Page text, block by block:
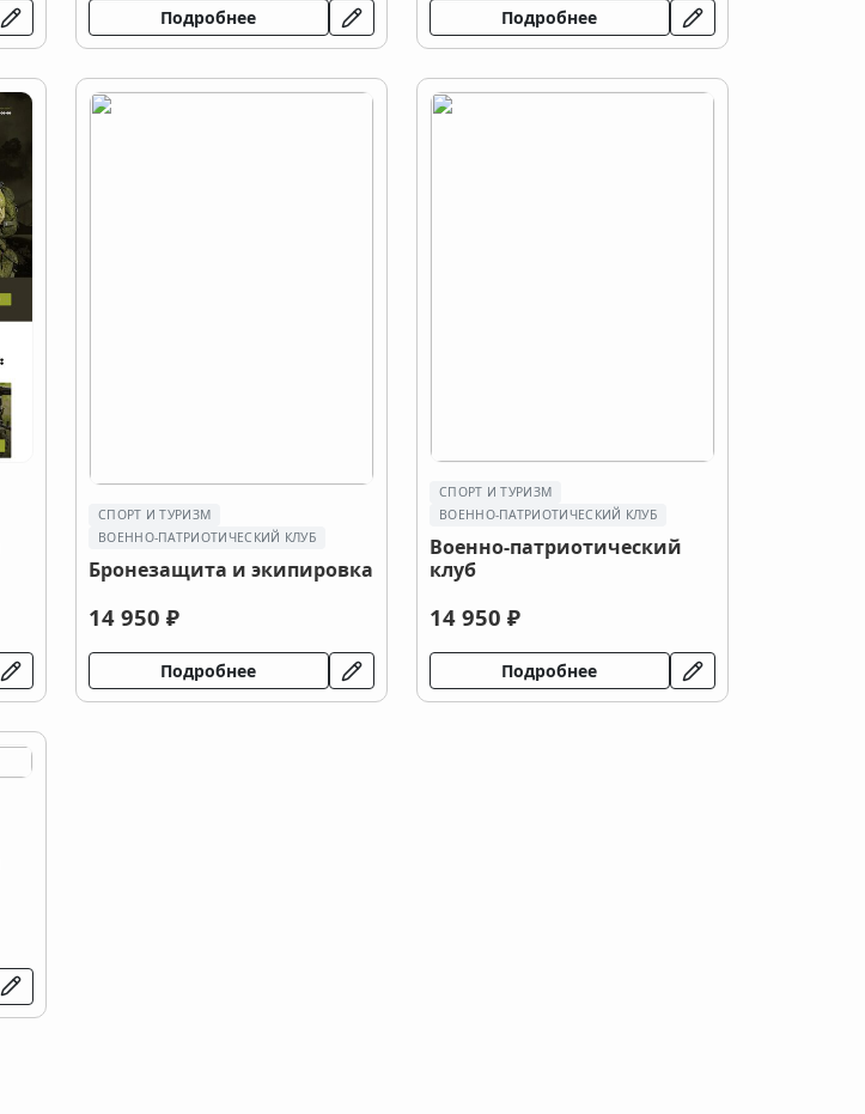
Подробнее Подробнее
СПОРТ И ТУРИЗМ
ВОЕННО-ПАТРИОТИЧЕСКИЙ КЛУБ
Бронезащита и экипировка
14 950 ₽
Подробнее
СПОРТ И ТУРИЗМ
ВОЕННО-ПАТРИОТИЧЕСКИЙ КЛУБ
Военно-патриотический
клуб
14 950 ₽
Подробнее